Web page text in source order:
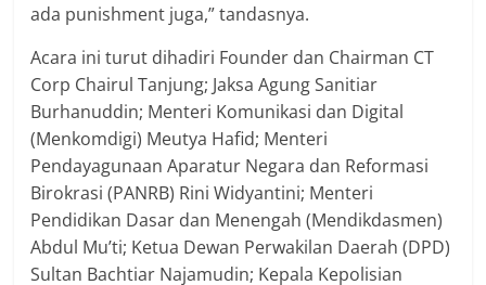
ada punishment juga,” tandasnya.
Acara ini turut dihadiri Founder dan Chairman CT
Corp Chairul Tanjung; Jaksa Agung Sanitiar
Burhanuddin; Menteri Komunikasi dan Digital
(Menkomdigi) Meutya Hafid; Menteri
Pendayagunaan Aparatur Negara dan Reformasi
Birokrasi (PANRB) Rini Widyantini; Menteri
Pendidikan Dasar dan Menengah (Mendikdasmen)
Abdul Mu’ti; Ketua Dewan Perwakilan Daerah (DPD)
Sultan Bachtiar Najamudin; Kepala Kepolisian